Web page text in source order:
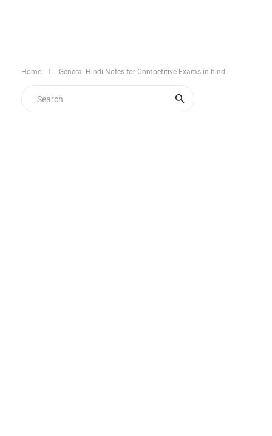
Home General Hindi Notes for Competitive Exams in hindi